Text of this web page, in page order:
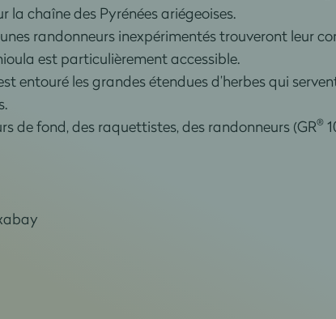
la chaîne des Pyrénées ariégeoises.
randonneurs inexpérimentés trouveront leur
est particulièrement accessible.
entouré les grandes étendues d’herbes qui
de fond, des raquettistes, des randonneurs (GR®